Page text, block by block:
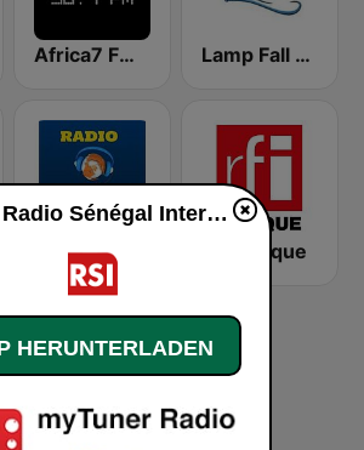
Africa7 FM 90.7 Lamp Fall FM
RFI Afrique
RSI - Radio Sénégal Internationale live
HERUNTERLADEN